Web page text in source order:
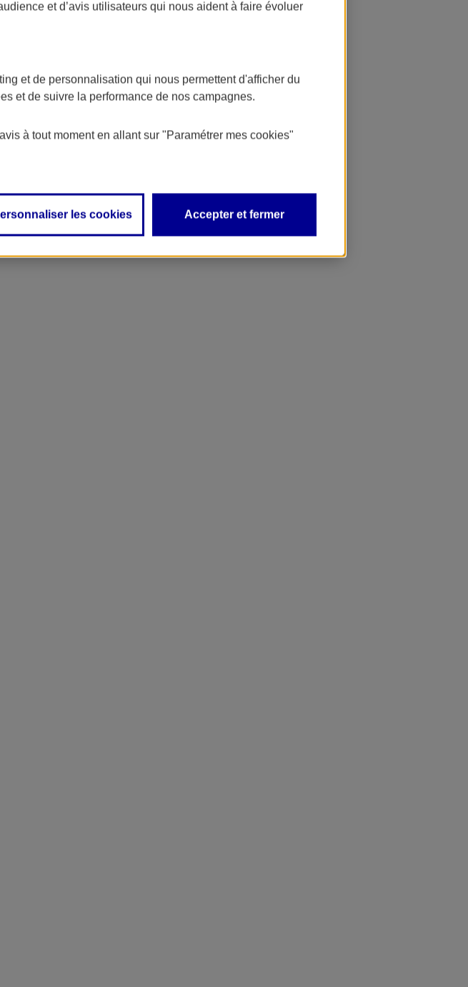
et d’avis utilisateurs qui nous aident à faire évoluer
et de personnalisation qui nous permettent d'afficher du
et de suivre la performance de nos campagnes.
à tout moment en allant sur "Paramétrer mes cookies"
les cookies Accepter et fermer